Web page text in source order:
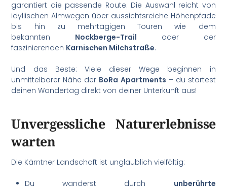
garantiert die passende Route. Die Auswahl reicht von
idyllischen Almwegen über aussichtsreiche Höhenpfade
bis hin zu mehrtägigen Touren wie dem
bekannten Nockberge-Trail oder der
faszinierenden Karnischen Milchstraße.
Und das Beste: Viele dieser Wege beginnen in
unmittelbarer Nähe der BoRa Apartments – du startest
deinen Wandertag direkt von deiner Unterkunft aus!
Unvergessliche Naturerlebnisse
warten
Die Kärntner Landschaft ist unglaublich vielfältig:
Du wanderst durch unberührte